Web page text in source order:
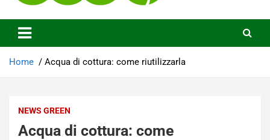
Ecoo.it
Home Acqua di cottura: come riutilizzarla
NEWS GREEN
Acqua di cottura: come